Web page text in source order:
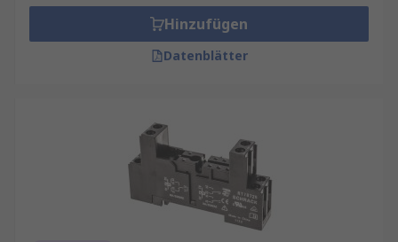
Hohe Sicherheit:Feste Kontakte und
geprüfte Materialien sorgen für
zuverlässige Stromübertragung.
Platzsparend:Ideal für den Einsatz in
kompakten Schaltschränken und
Steuerungen.
Anwendungsbereiche
Hinzufügen
Datenblätter